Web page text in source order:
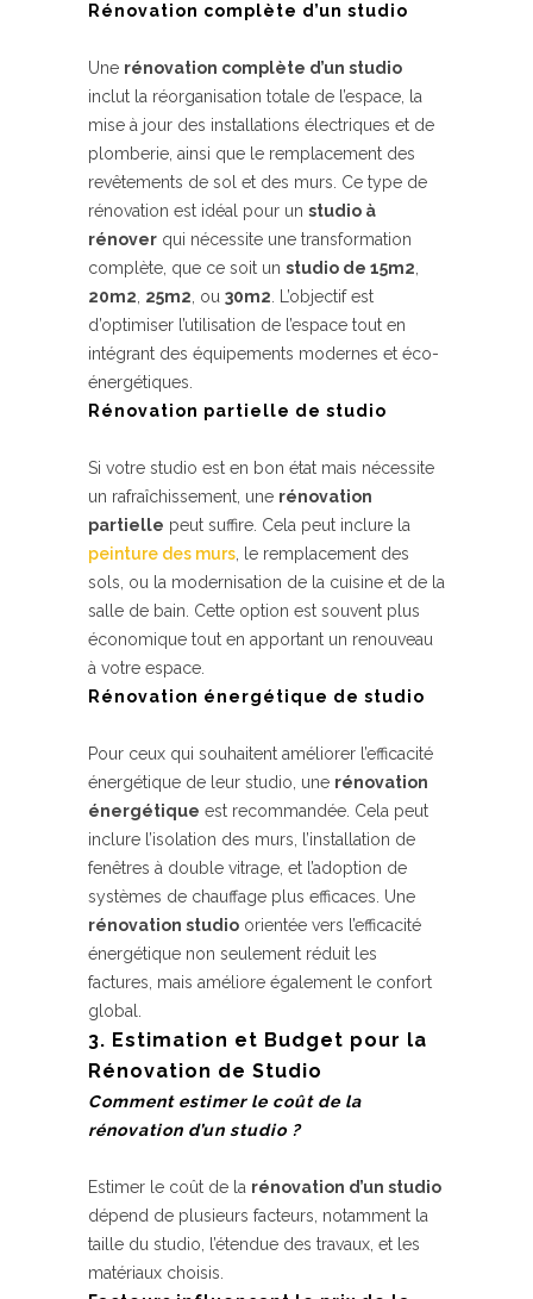
Rénovation complète d’un studio
Une rénovation complète d’un studio
inclut la réorganisation totale de l’espace, la
mise à jour des installations électriques et de
plomberie, ainsi que le remplacement des
revêtements de sol et des murs. Ce type de
rénovation est idéal pour un studio à
rénover qui nécessite une transformation
complète, que ce soit un studio de 15m2
20m2 25m2 , ou 30m2 . L’objectif est
d’optimiser l’utilisation de l’espace tout en
intégrant des équipements modernes et éco-
énergétiques.
Rénovation partielle de studio
Si votre studio est en bon état mais nécessite
un rafraîchissement, une rénovation
partielle peut suffire. Cela peut inclure la
peinture des murs , le remplacement des
sols, ou la modernisation de la cuisine et de la
salle de bain. Cette option est souvent plus
économique tout en apportant un renouveau
à votre espace.
Rénovation énergétique de studio
Pour ceux qui souhaitent améliorer l’efficacité
énergétique de leur studio, une rénovation
énergétique est recommandée. Cela peut
inclure l’isolation des murs, l’installation de
fenêtres à double vitrage, et l’adoption de
systèmes de chauffage plus efficaces. Une
rénovation studio orientée vers l’efficacité
énergétique non seulement réduit les
factures, mais améliore également le confort
global.
3. Estimation et Budget pour la
Rénovation de Studio
Comment estimer le coût de la
rénovation d’un studio ?
Estimer le coût de la rénovation d’un studio
dépend de plusieurs facteurs, notamment la
taille du studio, l’étendue des travaux, et les
matériaux choisis.